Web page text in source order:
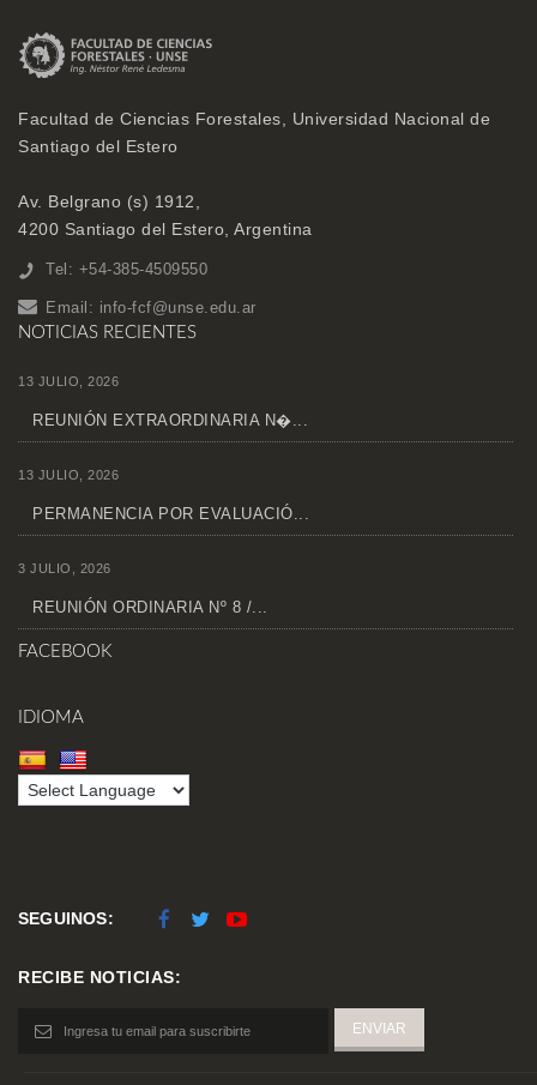
Facultad de Ciencias Forestales, Universidad Nacional de
Santiago del Estero
Av. Belgrano (s) 1912,
4200 Santiago del Estero, Argentina
Tel: +54-385-4509550
Email: info-fcf@unse.edu.ar
NOTICIAS RECIENTES
13 JULIO, 2026
REUNIÓN EXTRAORDINARIA N�...
13 JULIO, 2026
PERMANENCIA POR EVALUACIÓ...
3 JULIO, 2026
REUNIÓN ORDINARIA Nº 8 /...
FACEBOOK
IDIOMA
SEGUINOS:
RECIBE NOTICIAS: